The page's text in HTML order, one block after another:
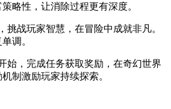
略性，让消除过程更有深度。
挑战玩家智慧，在冒险中成就非凡。
调。
始，完成任务获取奖励，在奇幻世界
制激励玩家持续探索。